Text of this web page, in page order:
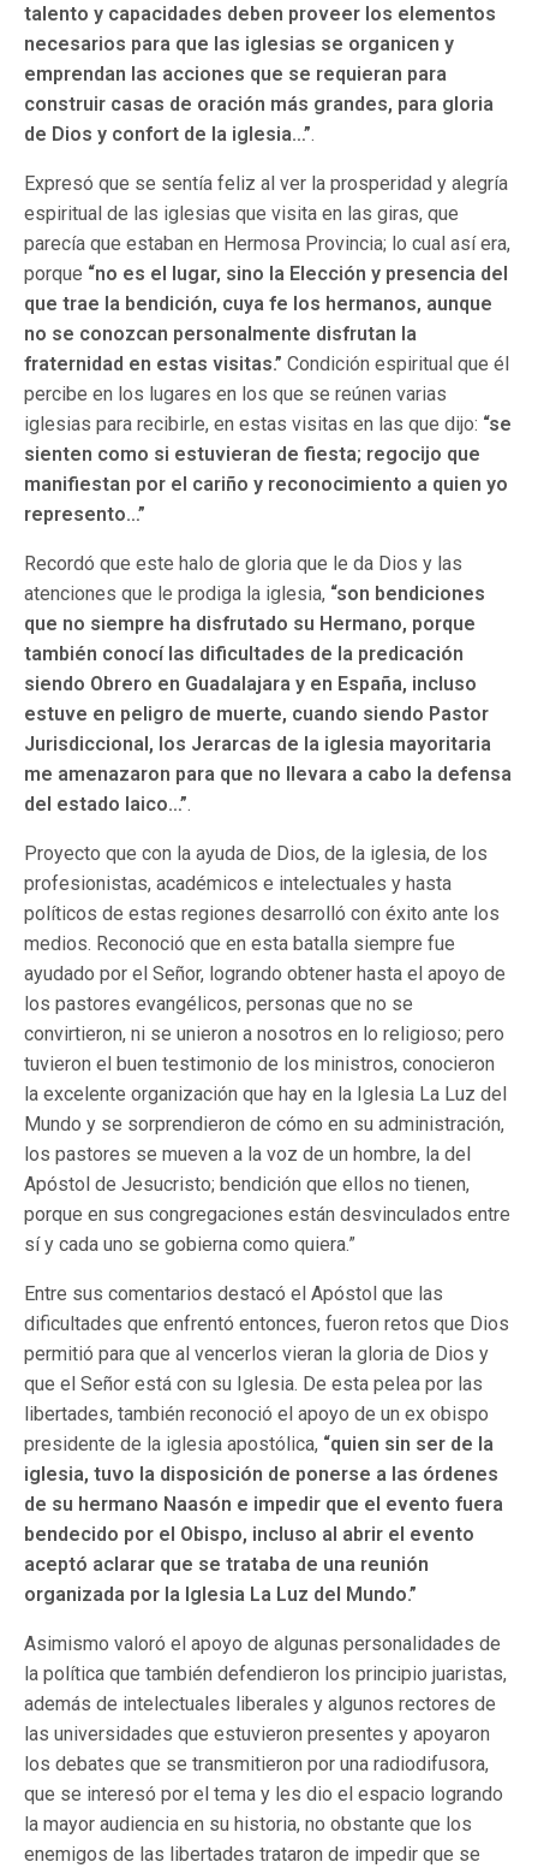
talento y capacidades deben proveer los elementos
necesarios para que las iglesias se organicen y
emprendan las acciones que se requieran para
construir casas de oración más grandes, para gloria
de Dios y confort de la iglesia…”.
Expresó que se sentía feliz al ver la prosperidad y alegría
espiritual de las iglesias que visita en las giras, que
parecía que estaban en Hermosa Provincia; lo cual así era,
porque “no es el lugar, sino la Elección y presencia del
que trae la bendición, cuya fe los hermanos, aunque
no se conozcan personalmente disfrutan la
fraternidad en estas visitas.” Condición espiritual que él
percibe en los lugares en los que se reúnen varias
iglesias para recibirle, en estas visitas en las que dijo: “se
sienten como si estuvieran de fiesta; regocijo que
manifiestan por el cariño y reconocimiento a quien yo
represento…”
Recordó que este halo de gloria que le da Dios y las
atenciones que le prodiga la iglesia, “son bendiciones
que no siempre ha disfrutado su Hermano, porque
también conocí las dificultades de la predicación
siendo Obrero en Guadalajara y en España, incluso
estuve en peligro de muerte, cuando siendo Pastor
Jurisdiccional, los Jerarcas de la iglesia mayoritaria
me amenazaron para que no llevara a cabo la defensa
del estado laico…”.
Proyecto que con la ayuda de Dios, de la iglesia, de los
profesionistas, académicos e intelectuales y hasta
políticos de estas regiones desarrolló con éxito ante los
medios. Reconoció que en esta batalla siempre fue
ayudado por el Señor, logrando obtener hasta el apoyo de
los pastores evangélicos, personas que no se
convirtieron, ni se unieron a nosotros en lo religioso; pero
tuvieron el buen testimonio de los ministros, conocieron
la excelente organización que hay en la Iglesia La Luz del
Mundo y se sorprendieron de cómo en su administración,
los pastores se mueven a la voz de un hombre, la del
Apóstol de Jesucristo; bendición que ellos no tienen,
porque en sus congregaciones están desvinculados entre
sí y cada uno se gobierna como quiera.”
Entre sus comentarios destacó el Apóstol que las
dificultades que enfrentó entonces, fueron retos que Dios
permitió para que al vencerlos vieran la gloria de Dios y
que el Señor está con su Iglesia. De esta pelea por las
libertades, también reconoció el apoyo de un ex obispo
presidente de la iglesia apostólica, “quien sin ser de la
iglesia, tuvo la disposición de ponerse a las órdenes
de su hermano Naasón e impedir que el evento fuera
bendecido por el Obispo, incluso al abrir el evento
aceptó aclarar que se trataba de una reunión
organizada por la Iglesia La Luz del Mundo.”
Asimismo valoró el apoyo de algunas personalidades de
la política que también defendieron los principio juaristas,
además de intelectuales liberales y algunos rectores de
las universidades que estuvieron presentes y apoyaron
los debates que se transmitieron por una radiodifusora,
que se interesó por el tema y les dio el espacio logrando
la mayor audiencia en su historia, no obstante que los
enemigos de las libertades trataron de impedir que se